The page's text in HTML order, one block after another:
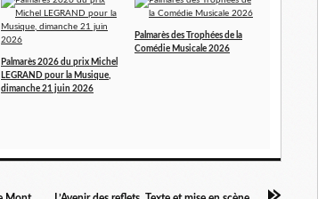
Palmarès 2026 du prix Michel
LEGRAND pour la Musique,
dimanche 21 juin 2026
Palmarès des Trophées de la
Comédie Musicale 2026